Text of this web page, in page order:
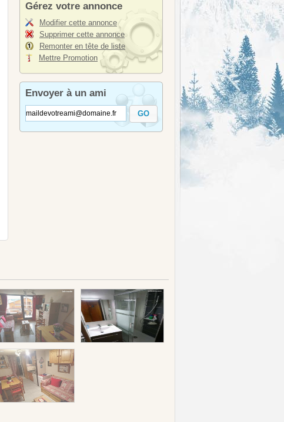
Gérez votre annonce
Modifier cette annonce
Supprimer cette annonce
Remonter en tête de liste
Mettre Promotion
Envoyer à un ami
GO